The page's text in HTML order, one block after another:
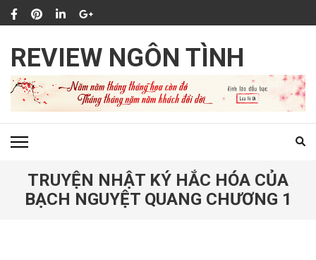
qua
nội
dung
(ấn
Enter)
REVIEW NGÔN TÌNH
TRUYỆN NHẬT KÝ HẮC HÓA CỦA
BẠCH NGUYỆT QUANG CHƯƠNG 1